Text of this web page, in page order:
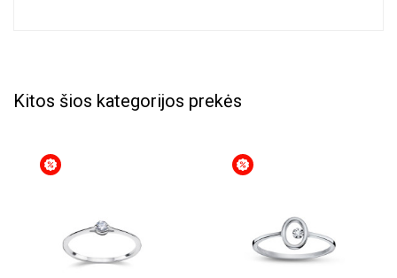
Kitos šios kategorijos prekės